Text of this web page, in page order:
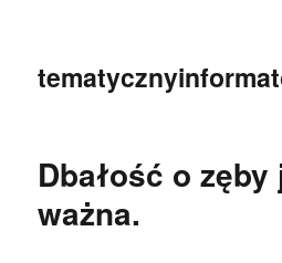
Dbałość o
ważna.